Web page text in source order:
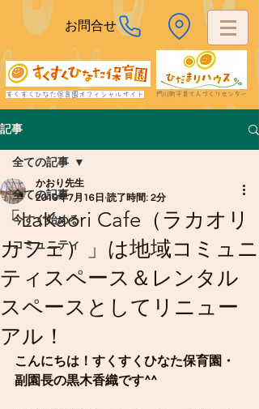
お問合せ
すくすくひなた保育園オフィシャルサイト ​門川町子育て人づくりセンター
記事
全ての記事
今すぐ始める
コミュニティ
全ての記事
「LaKaori Cafe（ラカオリ
カフェ）」は地域コミュニ
ティスペース＆レンタル
スペースとしてリニュー
アル！
かおり先生
2019年7月16日 読了時間: 2分
こんにちは！すくすくひなた保育園・
副園長の黒木香織です^^